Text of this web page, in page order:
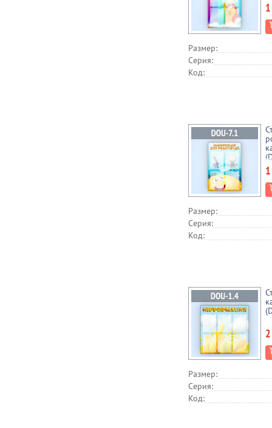
Размер:
Серия:
Код:
Размер:
Серия:
Код:
Размер:
Серия:
Код: